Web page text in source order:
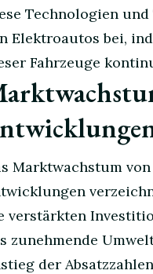
Technologien
Elektroautos bei,
Fahrzeuge
Marktwachstum
verstärkten
zunehmende
der